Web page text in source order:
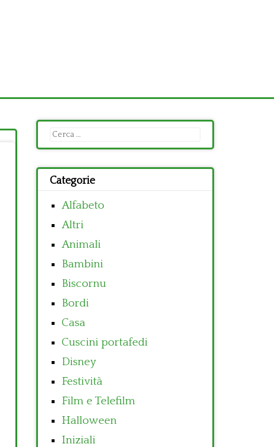
Ricerca
per:
Categorie
Alfabeto
Altri
Animali
Bambini
Biscornu
Bordi
Casa
Cuscini portafedi
Disney
Festività
Film e Telefilm
Halloween
Iniziali